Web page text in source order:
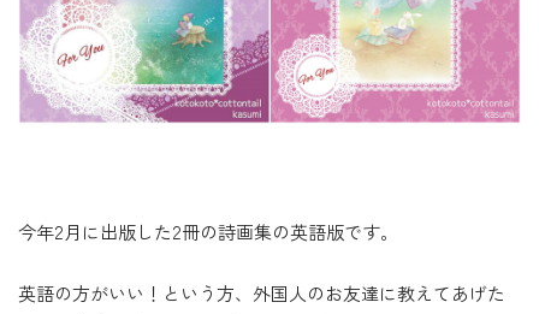
今年2月に出版した2冊の詩画集の英語版です。
英語の方がいい！という方、外国人のお友達に教えてあげた